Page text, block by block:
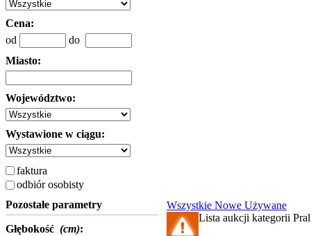
Cena:
od
do
Miasto:
Województwo:
Wystawione w ciągu:
faktura
odbiór osobisty
Pozostałe parametry
Głębokość (cm):
Wszystkie Nowe Używane
Lista aukcji kategorii